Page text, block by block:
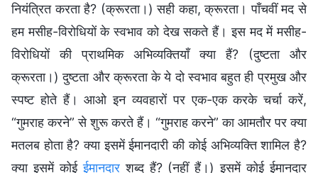
नियंत्रित करता है? (क्रूरता।) सही कहा, क्रूरता। पाँचवीं मद से
हम मसीह-विरोधियों के स्वभाव को देख सकते हैं। इस मद में मसीह-
विरोधियों की प्राथमिक अभिव्यक्तियाँ क्या हैं? (दुष्टता और
क्रूरता।) दुष्टता और क्रूरता के ये दो स्वभाव बहुत ही प्रमुख और
स्पष्ट होते हैं। आओ इन व्यवहारों पर एक-एक करके चर्चा करें,
“गुमराह करने” से शुरू करते हैं। “गुमराह करने” का आमतौर पर क्या
मतलब होता है? क्या इसमें ईमानदारी की कोई अभिव्यक्ति शामिल है?
क्या इसमें कोईईमानदारशब्द हैं? (नहीं हैं।) इसमें कोई ईमानदार